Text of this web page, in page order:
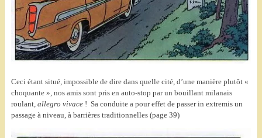
Ceci étant situé, impossible de dire dans quelle cité, d’une manière plutôt «
choquante », nos amis sont pris en auto-stop par un bouillant milanais
roulant, allegro vivace! Sa conduite a pour effet de passer in extremis un
passage à niveau, à barrières traditionnelles (page 39)